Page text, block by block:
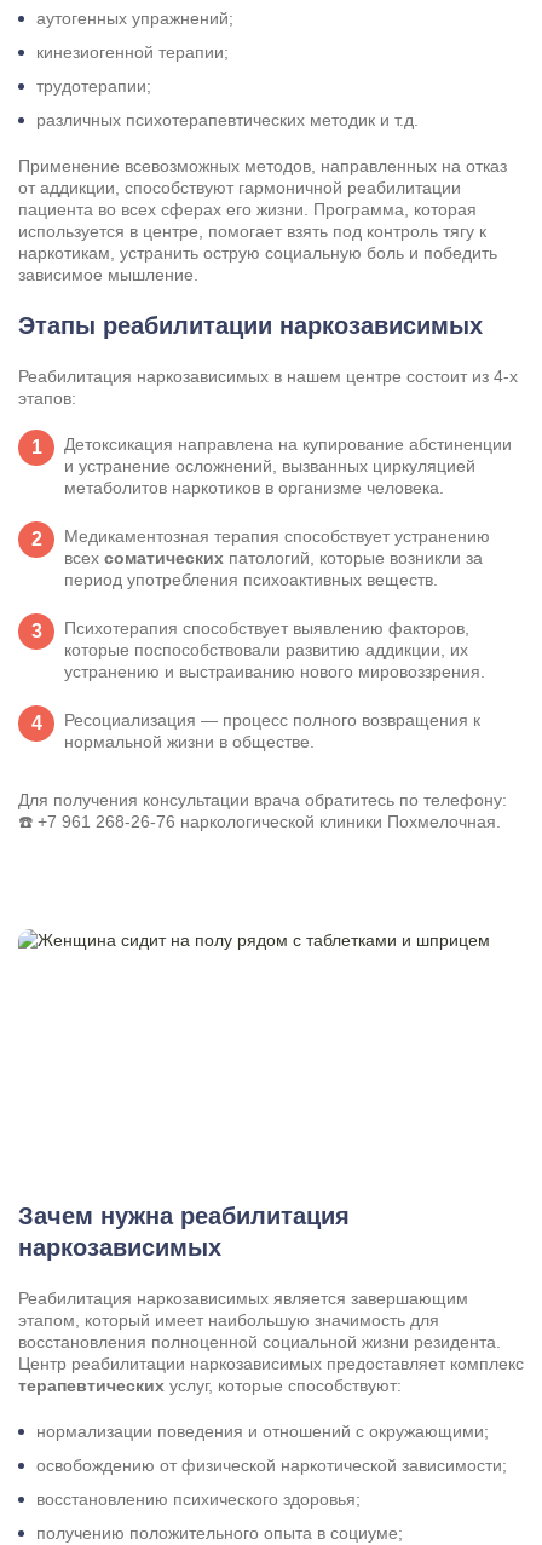
аутогенных упражнений;
кинезиогенной терапии;
трудотерапии;
различных психотерапевтических методик и т.д.
Применение всевозможных методов, направленных на отказ
от аддикции, способствуют гармоничной реабилитации
пациента во всех сферах его жизни. Программа, которая
используется в центре, помогает взять под контроль тягу к
наркотикам, устранить острую социальную боль и победить
зависимое мышление.
Этапы реабилитации наркозависимых
Реабилитация наркозависимых в нашем центре состоит из 4-х
этапов:
Детоксикация направлена на купирование абстиненции
и устранение осложнений, вызванных циркуляцией
метаболитов наркотиков в организме человека.
Медикаментозная терапия способствует устранению
всех соматических патологий, которые возникли за
период употребления психоактивных веществ.
Психотерапия способствует выявлению факторов,
которые поспособствовали развитию аддикции, их
устранению и выстраиванию нового мировоззрения.
Ресоциализация — процесс полного возвращения к
нормальной жизни в обществе.
Для получения консультации врача обратитесь по телефону:
☎️ +7 961 268-26-76 наркологической клиники Похмелочная.
Зачем нужна реабилитация
наркозависимых
Реабилитация наркозависимых является завершающим
этапом, который имеет наибольшую значимость для
восстановления полноценной социальной жизни резидента.
Центр реабилитации наркозависимых предоставляет комплекс
терапевтических услуг, которые способствуют:
нормализации поведения и отношений с окружающими;
освобождению от физической наркотической зависимости;
восстановлению психического здоровья;
получению положительного опыта в социуме;
Нажимая кнопку я соглашаюсь с
ипользовательским соглашением
Результаты поиска (0)
Нажимая кнопку я соглашаюсь сполитикой конфиденциальности
ипользовательским соглашением
Отправить